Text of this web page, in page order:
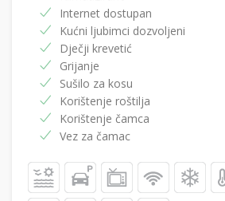
Internet dostupan
Kućni ljubimci dozvoljeni
Dječji krevetić
Grijanje
Sušilo za kosu
Korištenje roštilja
Korištenje čamca
Vez za čamac